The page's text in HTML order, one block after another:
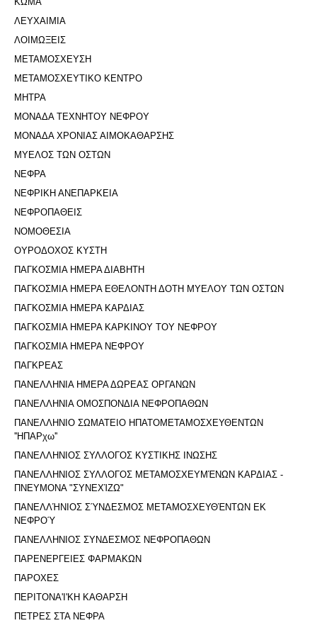
ΛΕΥΧΑΙΜΙΑ
ΛΟΙΜΩΞΕΙΣ
ΜΕΤΑΜΟΣΧΕΥΣΗ
ΜΕΤΑΜΟΣΧΕΥΤΙΚΟ ΚΕΝΤΡΟ
ΜΗΤΡΑ
ΜΟΝΑΔΑ ΤΕΧΝΗΤΟΥ ΝΕΦΡΟΥ
ΜΟΝΑΔΑ ΧΡΟΝΙΑΣ ΑΙΜΟΚΑΘΑΡΣΗΣ
ΜΥΕΛΟΣ ΤΩΝ ΟΣΤΩΝ
ΝΕΦΡΑ
ΝΕΦΡΙΚΗ ΑΝΕΠΑΡΚΕΙΑ
ΝΕΦΡΟΠΑΘΕΙΣ
ΝΟΜΟΘΕΣΙΑ
ΟΥΡΟΔΟΧΟΣ ΚΥΣΤΗ
ΠΑΓΚΟΣΜΙΑ ΗΜΕΡΑ ΔΙΑΒΗΤΗ
ΠΑΓΚΟΣΜΙΑ ΗΜΕΡΑ ΕΘΕΛΟΝΤΗ ΔΟΤΗ ΜΥΕΛΟΥ ΤΩΝ ΟΣΤΩΝ
ΠΑΓΚΟΣΜΙΑ ΗΜΕΡΑ ΚΑΡΔΙΑΣ
ΠΑΓΚΟΣΜΙΑ ΗΜΕΡΑ ΚΑΡΚΙΝΟΥ ΤΟΥ ΝΕΦΡΟΥ
ΠΑΓΚΟΣΜΙΑ ΗΜΕΡΑ ΝΕΦΡΟΥ
ΠΑΓΚΡΕΑΣ
ΠΑΝΕΛΛΗΝΙΑ ΗΜΕΡΑ ΔΩΡΕΑΣ ΟΡΓΑΝΩΝ
ΠΑΝΕΛΛΗΝΙΑ ΟΜΟΣΠΟΝΔΙΑ ΝΕΦΡΟΠΑΘΩΝ
ΠΑΝΕΛΛΗΝΙΟ ΣΩΜΑΤΕΙΟ ΗΠΑΤΟΜΕΤΑΜΟΣΧΕΥΘΕΝΤΩΝ
''ΗΠΑΡχω''
ΠΑΝΕΛΛΗΝΙΟΣ ΣΥΛΛΟΓΟΣ ΚΥΣΤΙΚΗΣ ΙΝΩΣΗΣ
ΠΑΝΕΛΛΗΝΙΟΣ ΣΥΛΛΟΓΟΣ ΜΕΤΑΜΟΣΧΕΥΜΈΝΩΝ ΚΑΡΔΙΑΣ -
ΠΝΕΥΜΟΝΑ "ΣΥΝΕΧΊΖΩ"
ΠΑΝΕΛΛΉΝΙΟΣ ΣΎΝΔΕΣΜΟΣ ΜΕΤΑΜΟΣΧΕΥΘΈΝΤΩΝ ΕΚ
ΝΕΦΡΟΎ
ΠΑΝΕΛΛΗΝΙΟΣ ΣΥΝΔΕΣΜΟΣ ΝΕΦΡΟΠΑΘΩΝ
ΠΑΡΕΝΕΡΓΕΙΕΣ ΦΑΡΜΑΚΩΝ
ΠΑΡΟΧΕΣ
ΠΕΡΙΤΟΝΑ'I'ΚΗ ΚΑΘΑΡΣΗ
ΠΕΤΡΕΣ ΣΤΑ ΝΕΦΡΑ